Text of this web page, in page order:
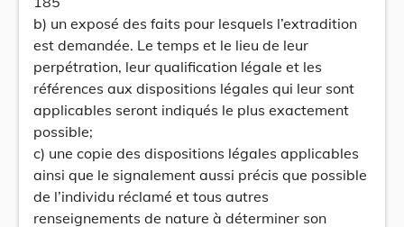
b) un exposé des faits pour lesquels l’extradition
est demandée. Le temps et le lieu de leur
perpétration, leur qualification légale et les
références aux dispositions légales qui leur sont
applicables seront indiqués le plus exactement
possible;
c) une copie des dispositions légales applicables
ainsi que le signalement aussi précis que possible
de l’individu réclamé et tous autres
renseignements de nature à déterminer son